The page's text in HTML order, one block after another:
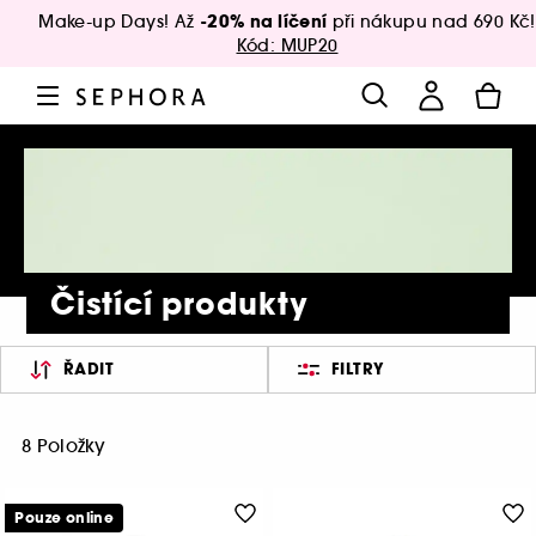
Make-up Days! Až -20% na líčení při nákupu nad 690 Kč!
Kód: MUP20
Čistící produkty
ŘADIT FILTRY
8 Položky
Pouze online